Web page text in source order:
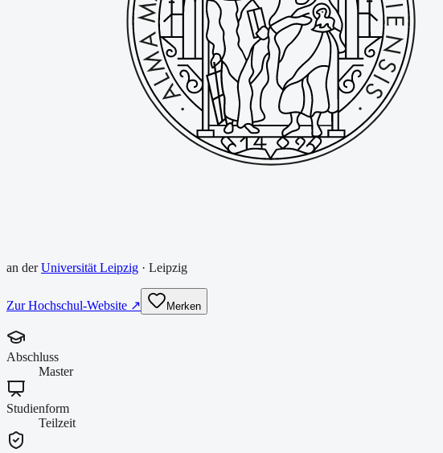
an derUniversität Leipzig · Leipzig
Zur Hochschul-Website ↗ Merken
Abschluss
Master
Studienform
Teilzeit